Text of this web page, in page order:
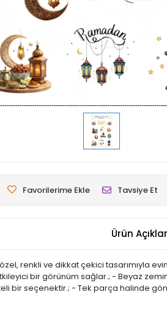
Favorilerime Ekle Tavsiye Et
Ürün
renkli ve dikkat çekici tasarımıyla
bir görünüm sağlar.; - Beyaz
bir seçenektir.; - Tek parça halinde